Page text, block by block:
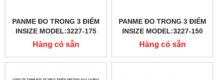
PANME ĐO TRONG 3 ĐIỂM
INSIZE MODEL:3227-175
Hàng có sẵn
PANME ĐO TRONG 3 ĐIỂM
INSIZE MODEL:3227-150
Hàng có sẵn